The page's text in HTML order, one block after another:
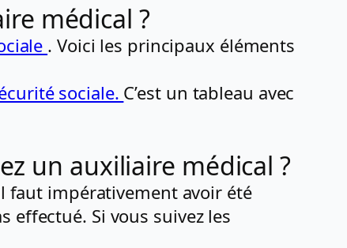
médical ?
. Voici les principaux éléments
sociale. C’est un tableau avec
un auxiliaire médical ?
faut impérativement avoir été
effectué. Si vous suivez les